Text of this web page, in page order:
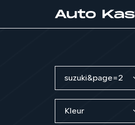
suzuki&page=2
Kleur